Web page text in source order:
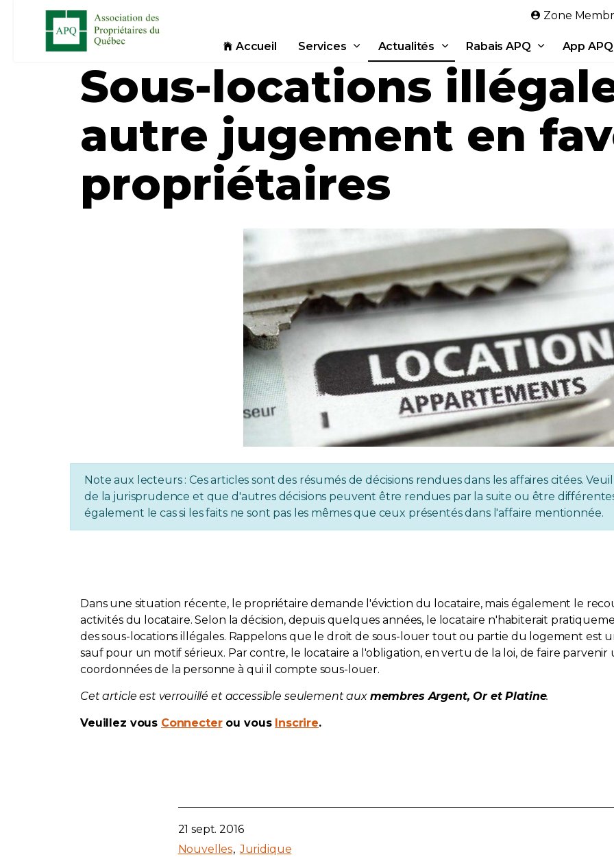
Accueil Services Actualités Rabais APQ App APQ
Zone
Sous-locations
autre jugement en
propriétaires
Note aux lecteurs : Ces articles sont des résumés de décisions rendues dans les affaires citées.
de la jurisprudence et que d'autres décisions peuvent être rendues par la suite ou être
également le cas si les faits ne sont pas les mêmes que ceux présentés dans l'affaire mentionnée.
Dans une situation récente, le propriétaire demande l'éviction du locataire, mais également le
activités du locataire. Selon la décision, depuis quelques années, le locataire n'habiterait
des sous-locations illégales. Rappelons que le droit de sous-louer tout ou partie du logement est
sauf pour un motif sérieux. Par contre, le locataire a l'obligation, en vertu de la loi, de faire parvenir
coordonnées de la personne à qui il compte sous-louer.
Cet article est verrouillé et accessible seulement aux membres Argent, Or et Platine.
Veuillez vous Connecterou vous Inscrire.
21 sept. 2016
Nouvelles Juridique